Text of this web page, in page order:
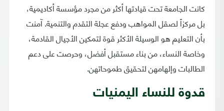
كانت الجامعة تحت قيادتها أكثر من مجرد مؤسسة أكاديمية،
بل مركزاً لصقل المواهب ودفع عجلة التقدم والتنمية. آمنت
بأن التعليم هو الوسيلة الأكثر قوة لتمكين الأجيال القادمة،
وخاصة النساء، من بناء مستقبل أفضل، وحرصت على دعم
الطالبات وإلهامهن لتحقيق طموحاتهن.
قدوة للنساء اليمنيات